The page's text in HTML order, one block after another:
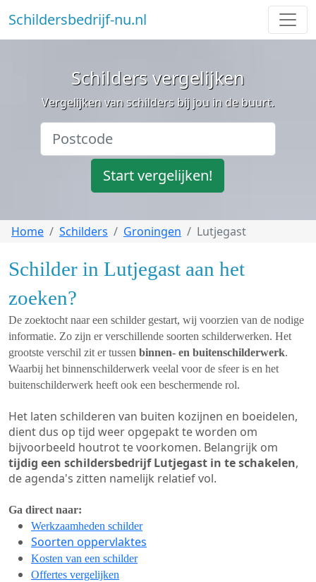
Schildersbedrijf-nu.nl
Schilders vergelijken
Vergelijken van schilders bij jou in de buurt.
Start vergelijken!
Home Schilders Groningen Lutjegast
Schilder in Lutjegast aan het
zoeken?
De zoektocht naar een schilder gestart, wij voorzien van de nodige
informatie. Zo zijn er verschillende soorten schilderwerken. Het
grootste verschil zit er tussen binnen- en buitenschilderwerk.
Waarbij het binnenschilderwerk veelal voor de sfeer is en het
buitenschilderwerk heeft ook een beschermende rol.
Het laten schilderen van buiten kozijnen en boeidelen,
dient dus op tijd weer opgepakt te worden om
bijvoorbeeld houtrot te voorkomen. Belangrijk om
tijdig een schildersbedrijf Lutjegast in te schakelen,
de agenda's zitten namelijk relatief vol.
Ga direct naar:
Werkzaamheden schilder
Soorten oppervlaktes
Kosten van een schilder
Offertes vergelijken